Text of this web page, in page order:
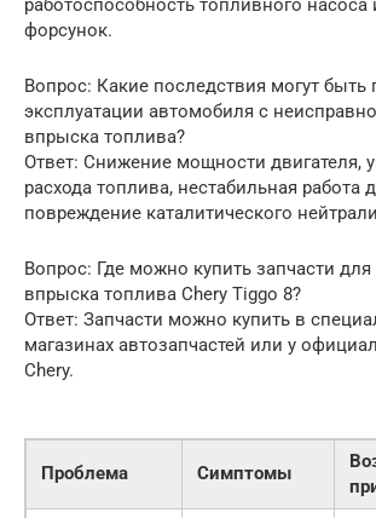
работоспособность топливного
форсунок.
Вопрос: Какие последствия могут быть
эксплуатации автомобиля с
впрыска топлива?
Ответ: Снижение мощности двигателя,
расхода топлива, нестабильная работа
повреждение каталитического
Вопрос: Где можно купить запчасти
впрыска топлива Chery Tiggo 8?
Ответ: Запчасти можно купить в
магазинах автозапчастей или у
Chery.
Проблема Симптомы